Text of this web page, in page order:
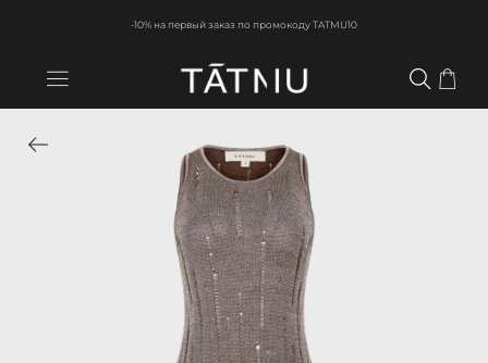
-10% на первый заказ по промокоду TATMU10